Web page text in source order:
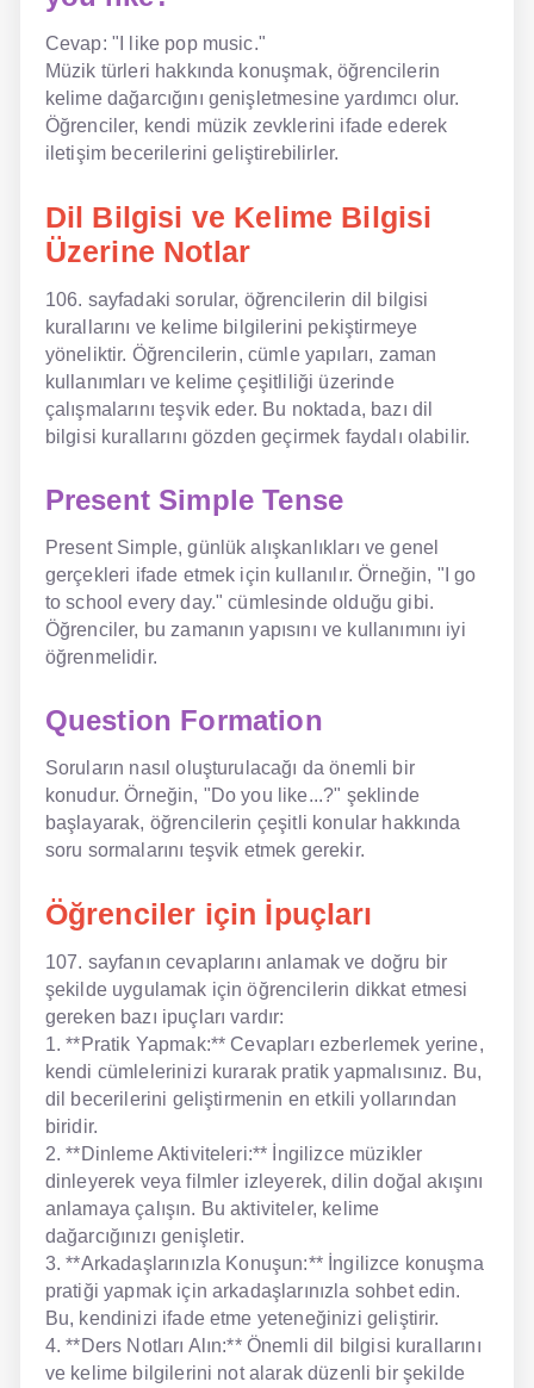
Cevap: "I like pop music."
Müzik türleri hakkında konuşmak, öğrencilerin
kelime dağarcığını genişletmesine yardımcı olur.
Öğrenciler, kendi müzik zevklerini ifade ederek
iletişim becerilerini geliştirebilirler.
Dil Bilgisi ve Kelime Bilgisi
Üzerine Notlar
106. sayfadaki sorular, öğrencilerin dil bilgisi
kurallarını ve kelime bilgilerini pekiştirmeye
yöneliktir. Öğrencilerin, cümle yapıları, zaman
kullanımları ve kelime çeşitliliği üzerinde
çalışmalarını teşvik eder. Bu noktada, bazı dil
bilgisi kurallarını gözden geçirmek faydalı olabilir.
Present Simple Tense
Present Simple, günlük alışkanlıkları ve genel
gerçekleri ifade etmek için kullanılır. Örneğin, "I go
to school every day." cümlesinde olduğu gibi.
Öğrenciler, bu zamanın yapısını ve kullanımını iyi
öğrenmelidir.
Question Formation
Soruların nasıl oluşturulacağı da önemli bir
konudur. Örneğin, "Do you like...?" şeklinde
başlayarak, öğrencilerin çeşitli konular hakkında
soru sormalarını teşvik etmek gerekir.
Öğrenciler için İpuçları
107. sayfanın cevaplarını anlamak ve doğru bir
şekilde uygulamak için öğrencilerin dikkat etmesi
gereken bazı ipuçları vardır:
1. **Pratik Yapmak:** Cevapları ezberlemek yerine,
kendi cümlelerinizi kurarak pratik yapmalısınız. Bu,
dil becerilerini geliştirmenin en etkili yollarından
biridir.
2. **Dinleme Aktiviteleri:** İngilizce müzikler
dinleyerek veya filmler izleyerek, dilin doğal akışını
anlamaya çalışın. Bu aktiviteler, kelime
dağarcığınızı genişletir.
3. **Arkadaşlarınızla Konuşun:** İngilizce konuşma
pratiği yapmak için arkadaşlarınızla sohbet edin.
Bu, kendinizi ifade etme yeteneğinizi geliştirir.
4. **Ders Notları Alın:** Önemli dil bilgisi kurallarını
ve kelime bilgilerini not alarak düzenli bir şekilde